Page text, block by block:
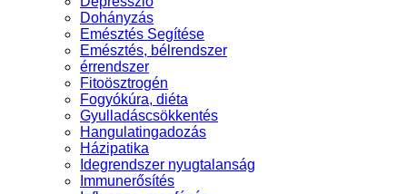
Dohányzás
Emésztés Segítése
Emésztés, bélrendszer
érrendszer
Fitoösztrogén
Fogyókúra, diéta
Gyulladáscsökkentés
Hangulatingadozás
Házipatika
Idegrendszer nyugtalanság
Immunerősítés